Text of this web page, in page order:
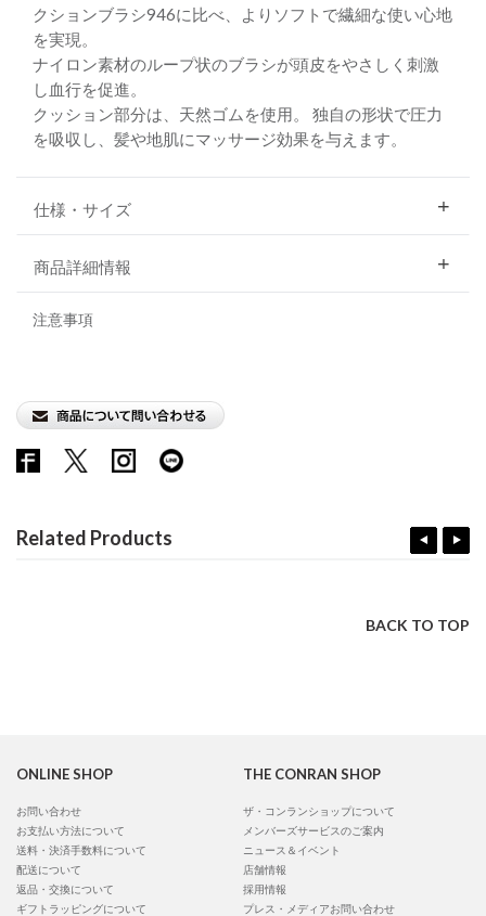
クションブラシ946に比べ、よりソフトで繊細な使い心地
を実現。
ナイロン素材のループ状のブラシが頭皮をやさしく刺激
し血行を促進。
クッション部分は、天然ゴムを使用。 独自の形状で圧力
を吸収し、髪や地肌にマッサージ効果を与えます。
仕様・サイズ
商品詳細情報
注意事項
Related Products
BACK TO TOP
ONLINE SHOP
お問い合わせ
お支払い方法について
送料・決済手数料について
配送について
返品・交換について
ギフトラッピングについて
THE CONRAN SHOP
ザ・コンランショップについて
メンバーズサービスのご案内
ニュース＆イベント
店舗情報
採用情報
プレス・メディアお問い合わせ